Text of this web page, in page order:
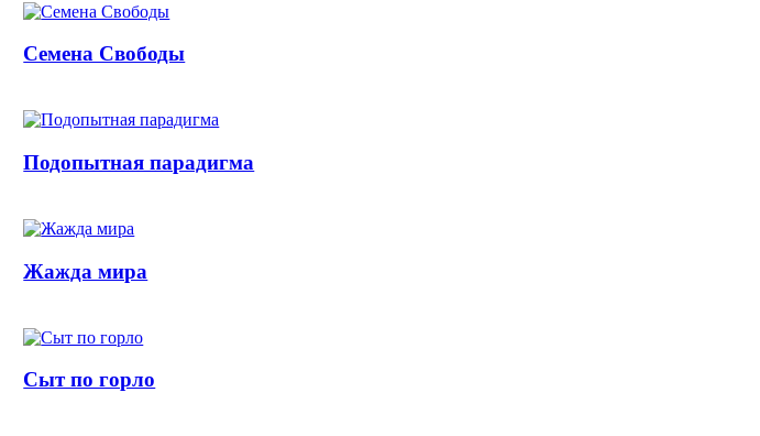
Семена Свободы
Подопытная парадигма
Жажда мира
Сыт по горло